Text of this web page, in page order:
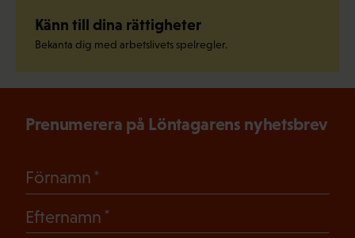
Känn till dina rättigheter
Bekanta dig med arbetslivets spelregler.
Prenumerera på Löntagarens nyhetsbrev
Förnamn
Efternamn